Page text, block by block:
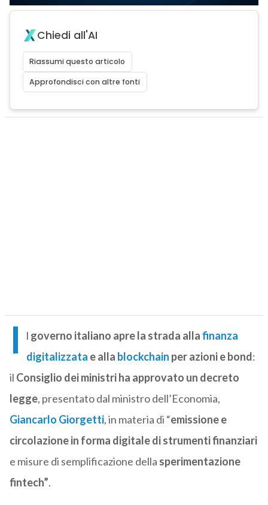
Chiedi all'AI
Riassumi questo articolo
Approfondisci con altre fonti
I l governo italiano apre la strada allafinanza
digitalizzata e alla blockchain per azioni e bond:
il Consiglio dei ministri ha approvato un decreto
legge, presentato dal ministro dell’Economia,
Giancarlo Giorgetti, in materia di “emissione e
circolazione in forma digitale di strumenti finanziari
e misure di semplificazione della sperimentazione
fintech”.